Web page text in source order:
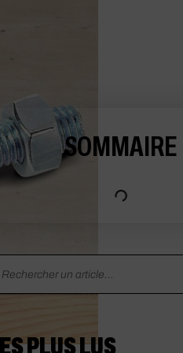
SOMMAIRE
PLUS LUS